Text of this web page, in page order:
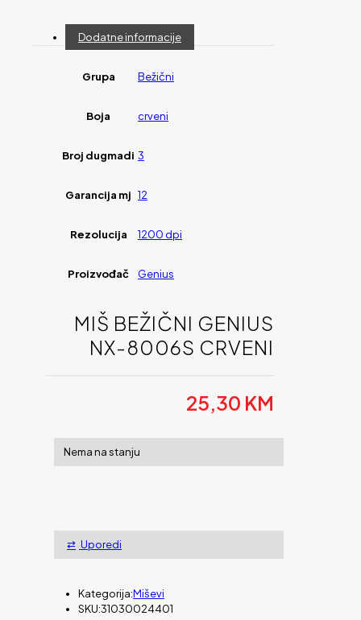
Dodatne informacije
Grupa Bežični
Boja crveni
Broj dugmadi 3
Garancija mj 12
Rezolucija 1200 dpi
Proizvođač Genius
MIŠ BEŽIČNI GENIUS
NX-8006S CRVENI
25,30 KM
Nema na stanju
Uporedi
Kategorija:Miševi
SKU:31030024401